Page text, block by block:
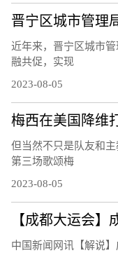
晋宁区城市管理
近年来，晋宁区城市
融共促，实现
2023-08-05
但当然不只是队友和
第三场歌颂梅
2023-08-05
中国新闻网讯【解说